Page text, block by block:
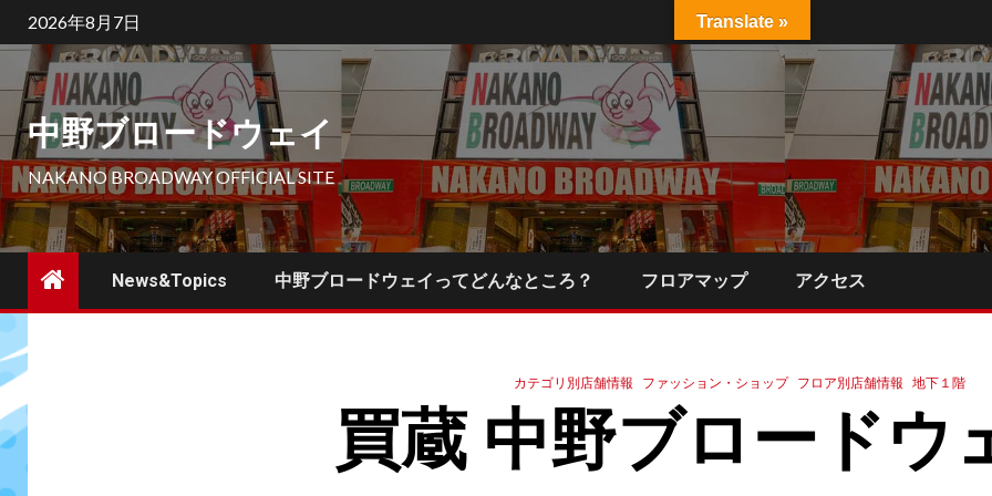
2026年8月7日
中野ブロードウェイ
NAKANO BROADWAY OFFICIAL SITE
News&Topics 中野ブロードウェイってどんなところ？ フロアマップ アクセス
カテゴリ別店舗情報 ファッション・ショップ フロア別店舗情報 地下１階
買蔵 中野ブロードウ
Translate »